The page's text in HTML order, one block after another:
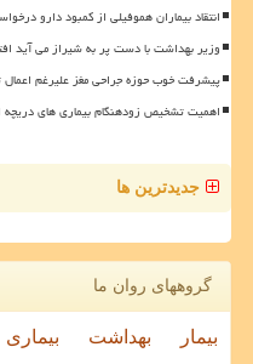
انتقاد بیماران هموفیلی از کمبود دارو
وزیر بهداشت با دست پر به شیراز می آید
پیشرفت خوب حوزه جراحی مغز علیرغم اعمال
اهمیت تشخیص زودهنگام بیماری های
جدیدترین ها
گروههای روان ما
بیمار بهداشت بیماری